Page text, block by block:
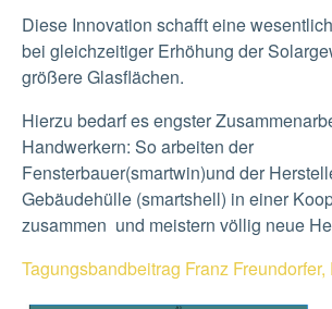
Diese Innovation schafft eine
bei gleichzeitiger Erhöhung der
größere Glasflächen.
Hierzu bedarf es engster
Handwerkern: So arbeiten der
Fensterbauer(smartwin)und der
Gebäudehülle (smartshell) in einer
zusammen und meistern völlig neue
Tagungsbandbeitrag Franz